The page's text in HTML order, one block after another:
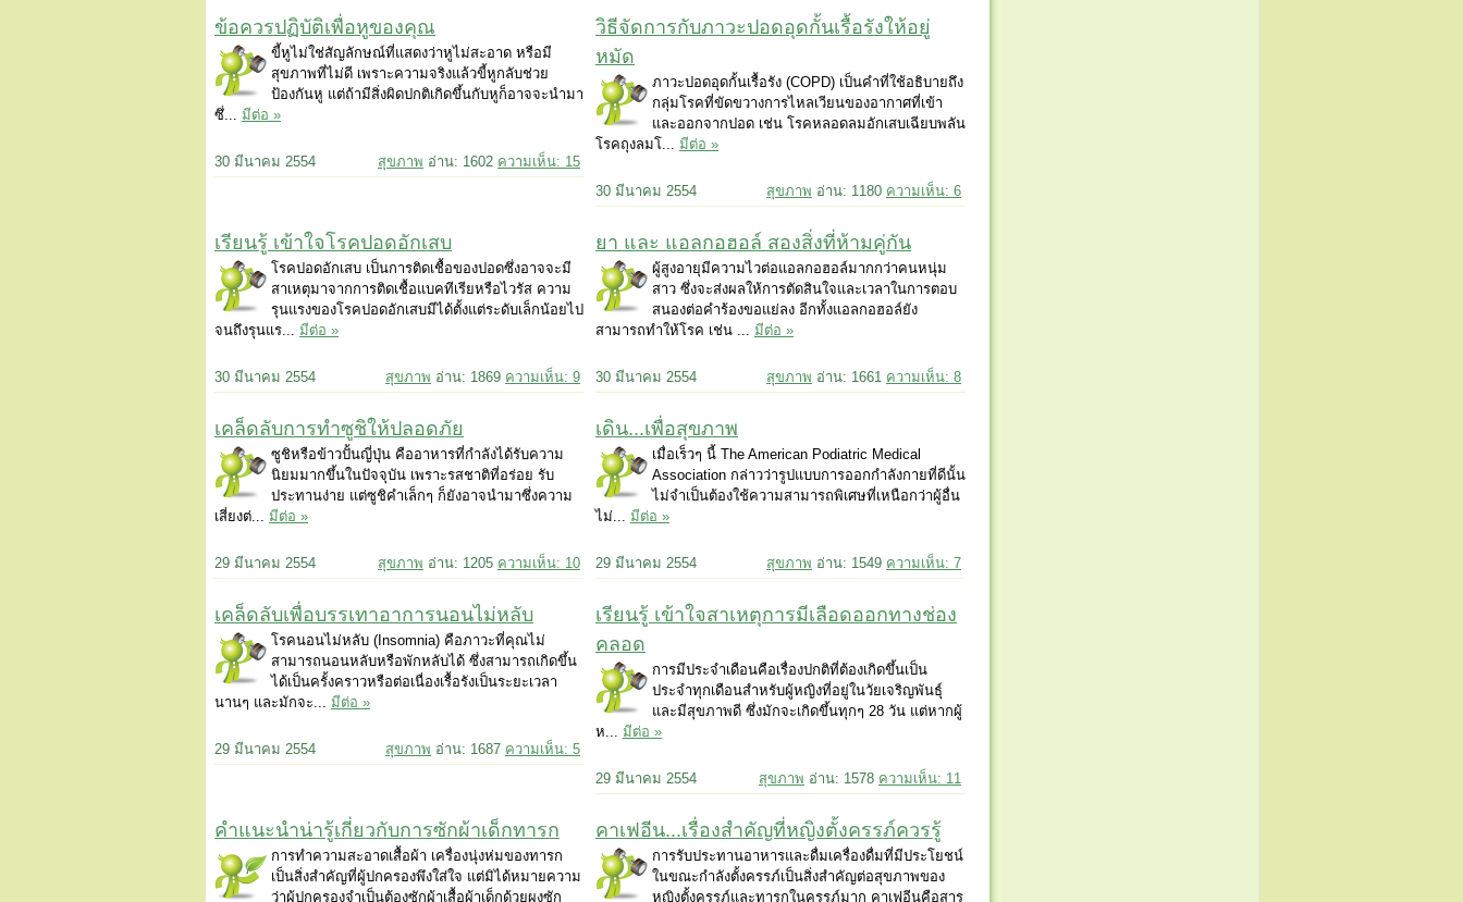
ข้อควรปฏิบัติเพื่อหูของคุณ
ขี้หูไม่ใช่สัญลักษณ์ที่แสดงว่าหูไม่สะอาด หรือมี
สุขภาพที่ไม่ดี เพราะความจริงแล้วขี้หูกลับช่วย
ป้องกันหู แต่ถ้ามีสิ่งผิดปกติเกิดขึ้นกับหูก็อาจจะนำมา
ซึ่... มีต่อ »
30 มีนาคม 2554 สุขภาพ อ่าน: 1602 ความเห็น: 15
วิธีจัดการกับภาวะปอดอุดกั้นเรื้อรังให้อยู่
หมัด
ภาวะปอดอุดกั้นเรื้อรัง (COPD) เป็นคำที่ใช้อธิบายถึง
กลุ่มโรคที่ขัดขวางการไหลเวียนของอากาศที่เข้า
และออกจากปอด เช่น โรคหลอดลมอักเสบเฉียบพลัน
โรคถุงลมโ... มีต่อ »
30 มีนาคม 2554 สุขภาพ อ่าน: 1180 ความเห็น: 6
เรียนรู้ เข้าใจโรคปอดอักเสบ
โรคปอดอักเสบ เป็นการติดเชื้อของปอดซึ่งอาจจะมี
สาเหตุมาจากการติดเชื้อแบคทีเรียหรือไวรัส ความ
รุนแรงของโรคปอดอักเสบมีได้ตั้งแต่ระดับเล็กน้อยไป
จนถึงรุนแร... มีต่อ »
30 มีนาคม 2554 สุขภาพ อ่าน: 1869 ความเห็น: 9
ยา และ แอลกอฮอล์ สองสิ่งที่ห้ามคู่กัน
ผู้สูงอายุมีความไวต่อแอลกอฮอล์มากกว่าคนหนุ่ม
สาว ซึ่งจะส่งผลให้การตัดสินใจและเวลาในการตอบ
สนองต่อคำร้องขอแย่ลง อีกทั้งแอลกอฮอล์ยัง
สามารถทำให้โรค เช่น ... มีต่อ »
30 มีนาคม 2554 สุขภาพ อ่าน: 1661 ความเห็น: 8
เคล็ดลับการทำซูชิให้ปลอดภัย
ซูชิหรือข้าวปั้นญี่ปุ่น คืออาหารที่กำลังได้รับความ
นิยมมากขึ้นในปัจจุบัน เพราะรสชาติที่อร่อย รับ
ประทานง่าย แต่ซูชิคำเล็กๆ ก็ยังอาจนำมาซึ่งความ
เสี่ยงต่... มีต่อ »
29 มีนาคม 2554 สุขภาพ อ่าน: 1205 ความเห็น: 10
เดิน...เพื่อสุขภาพ
เมื่อเร็วๆ นี้ The American Podiatric Medical
Association กล่าวว่ารูปแบบการออกกำลังกายที่ดีนั้น
ไม่จำเป็นต้องใช้ความสามารถพิเศษที่เหนือกว่าผู้อื่น
ไม่... มีต่อ »
29 มีนาคม 2554 สุขภาพ อ่าน: 1549 ความเห็น: 7
เคล็ดลับเพื่อบรรเทาอาการนอนไม่หลับ
โรคนอนไม่หลับ (Insomnia) คือภาวะที่คุณไม่
สามารถนอนหลับหรือพักหลับได้ ซึ่งสามารถเกิดขึ้น
ได้เป็นครั้งคราวหรือต่อเนื่องเรื้อรังเป็นระยะเวลา
นานๆ และมักจะ... มีต่อ »
29 มีนาคม 2554 สุขภาพ อ่าน: 1687 ความเห็น: 5
เรียนรู้ เข้าใจสาเหตุการมีเลือดออกทางช่อง
คลอด
การมีประจำเดือนคือเรื่องปกติที่ต้องเกิดขึ้นเป็น
ประจำทุกเดือนสำหรับผู้หญิงที่อยู่ในวัยเจริญพันธุ์
และมีสุขภาพดี ซึ่งมักจะเกิดขึ้นทุกๆ 28 วัน แต่หากผู้
ห... มีต่อ »
29 มีนาคม 2554 สุขภาพ อ่าน: 1578 ความเห็น: 11
คำแนะนำน่ารู้เกี่ยวกับการซักผ้าเด็กทารก
การทำความสะอาดเสื้อผ้า เครื่องนุ่งห่มของทารก
เป็นสิ่งสำคัญที่ผู้ปกครองพึงใส่ใจ แต่มิได้หมายความ
ว่าผู้ปกครองจำเป็นต้องซักผ้าเสื้อผ้าเด็กด้วยผงซัก
คาเฟอีน...เรื่องสำคัญที่หญิงตั้งครรภ์ควรรู้
การรับประทานอาหารและดื่มเครื่องดื่มที่มีประโยชน์
ในขณะกำลังตั้งครรภ์เป็นสิ่งสำคัญต่อสุขภาพของ
หญิงตั้งครรภ์และทารกในครรภ์มาก คาเฟอีนคือสาร